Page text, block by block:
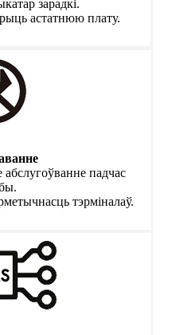
зарадкі.
астатнюю плату.
абслугоўванне падчас
тэрміналаў.